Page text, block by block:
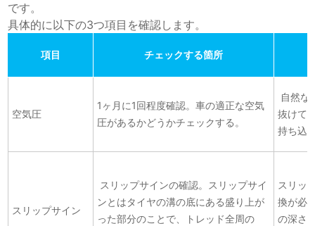
です。
具体的に以下の3つ項目を確認します。
項目 チェックする箇所
空気圧
1ヶ月に1回程度確認。車の適正な空気
圧があるかどうかチェックする。
自然な
抜けて
持ち込
スリップサイン
スリップサインの確認。スリップサイ
ンとはタイヤの溝の底にある盛り上が
った部分のことで、トレッド全周の
スリッ
換が必
の深さ